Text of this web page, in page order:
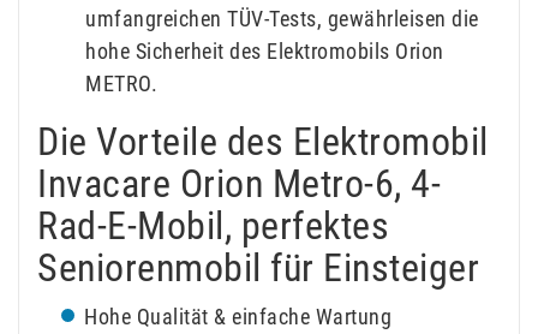
umfangreichen TÜV-Tests, gewährleisen die
hohe Sicherheit des Elektromobils Orion
METRO.
Die Vorteile des Elektromobil
Invacare Orion Metro-6, 4-
Rad-E-Mobil, perfektes
Seniorenmobil für Einsteiger
Hohe Qualität & einfache Wartung